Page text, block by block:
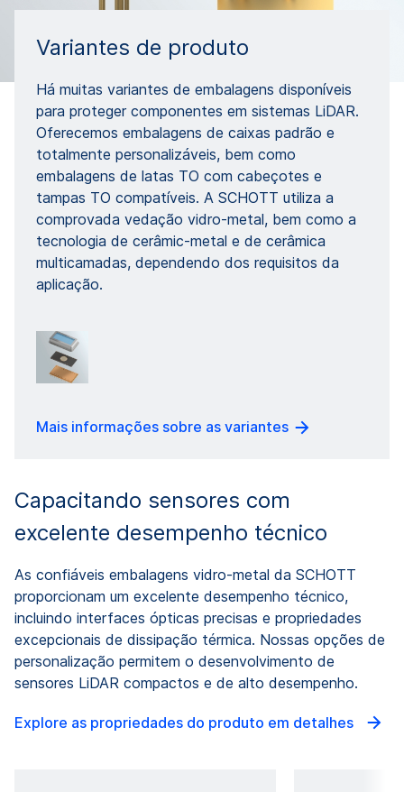
Variantes de produto
Há muitas variantes de embalagens disponíveis
para proteger componentes em sistemas LiDAR.
Oferecemos embalagens de caixas padrão e
totalmente personalizáveis, bem como
embalagens de latas TO com cabeçotes e
tampas TO compatíveis. A SCHOTT utiliza a
comprovada vedação vidro-metal, bem como a
tecnologia de cerâmic-metal e de cerâmica
multicamadas, dependendo dos requisitos da
aplicação.
Mais informações sobre as variantes
Capacitando sensores com
excelente desempenho técnico
As confiáveis embalagens vidro-metal da SCHOTT
proporcionam um excelente desempenho técnico,
incluindo interfaces ópticas precisas e propriedades
excepcionais de dissipação térmica. Nossas opções de
personalização permitem o desenvolvimento de
sensores LiDAR compactos e de alto desempenho.
Explore as propriedades do produto em detalhes